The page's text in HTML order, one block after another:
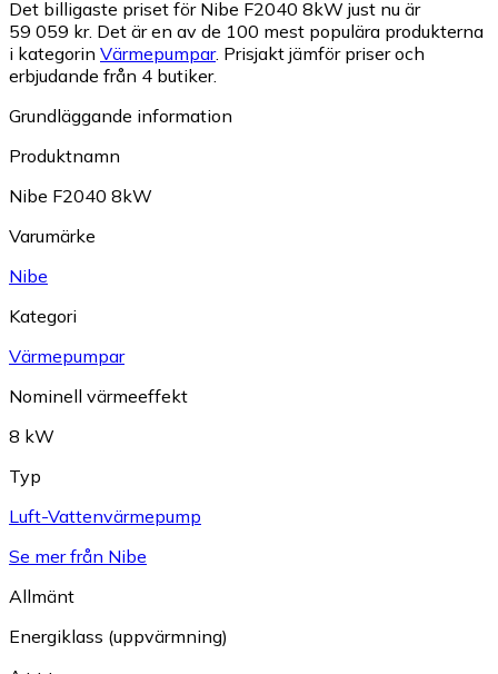
Det billigaste priset för Nibe F2040 8kW just nu är
59 059 kr. Det är en av de 100 mest populära produkterna
i kategorin Värmepumpar. Prisjakt jämför priser och
erbjudande från 4 butiker.
Grundläggande information
Produktnamn
Nibe F2040 8kW
Varumärke
Nibe
Kategori
Värmepumpar
Nominell värmeeffekt
8 kW
Typ
Luft-Vattenvärmepump
Se mer från Nibe
Allmänt
Energiklass (uppvärmning)